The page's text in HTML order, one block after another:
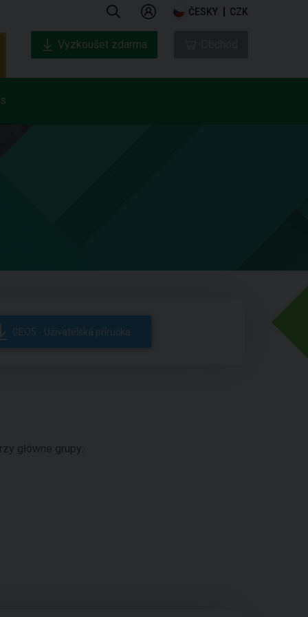
ČESKY CZK
Vyzkoušet zdarma
GEO5 - Uživatelská příručka
główne grupy: